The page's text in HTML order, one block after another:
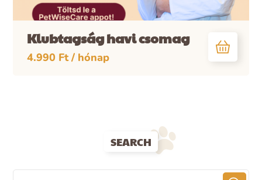
Klubtagság havi csomag
4.990 Ft / hónap
SEARCH